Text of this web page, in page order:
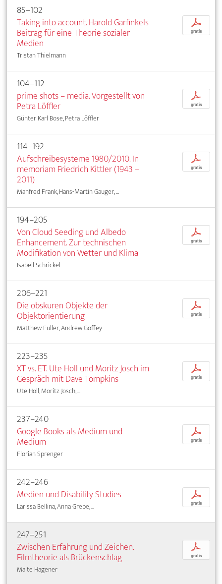
85–102
Taking into account. Harold Garfinkels
Beitrag für eine Theorie sozialer
Medien
Tristan Thielmann
p
gratis
104–112
prime shots – media. Vorgestellt von
Petra Löffler
Günter Karl Bose, Petra Löffler
p
gratis
114–192
Aufschreibesysteme 1980/2010. In
memoriam Friedrich Kittler (1943 –
2011)
Manfred Frank, Hans-Martin Gauger, ...
p
gratis
194–205
Von Cloud Seeding und Albedo
Enhancement. Zur technischen
Modifikation von Wetter und Klima
Isabell Schrickel
p
gratis
206–221
Die obskuren Objekte der
Objektorientierung
Matthew Fuller, Andrew Goffey
p
gratis
223–235
XT vs. ET. Ute Holl und Moritz Josch im
Gespräch mit Dave Tompkins
Ute Holl, Moritz Josch, ...
p
gratis
237–240
Google Books als Medium und
Medium
Florian Sprenger
p
gratis
242–246
Medien und Disability Studies
Larissa Bellina, Anna Grebe, ...
p
gratis
247–251
Zwischen Erfahrung und Zeichen.
Filmtheorie als Brückenschlag
Malte Hagener
p
gratis